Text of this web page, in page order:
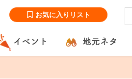
お気に入りリスト
イベント 地元ネタ